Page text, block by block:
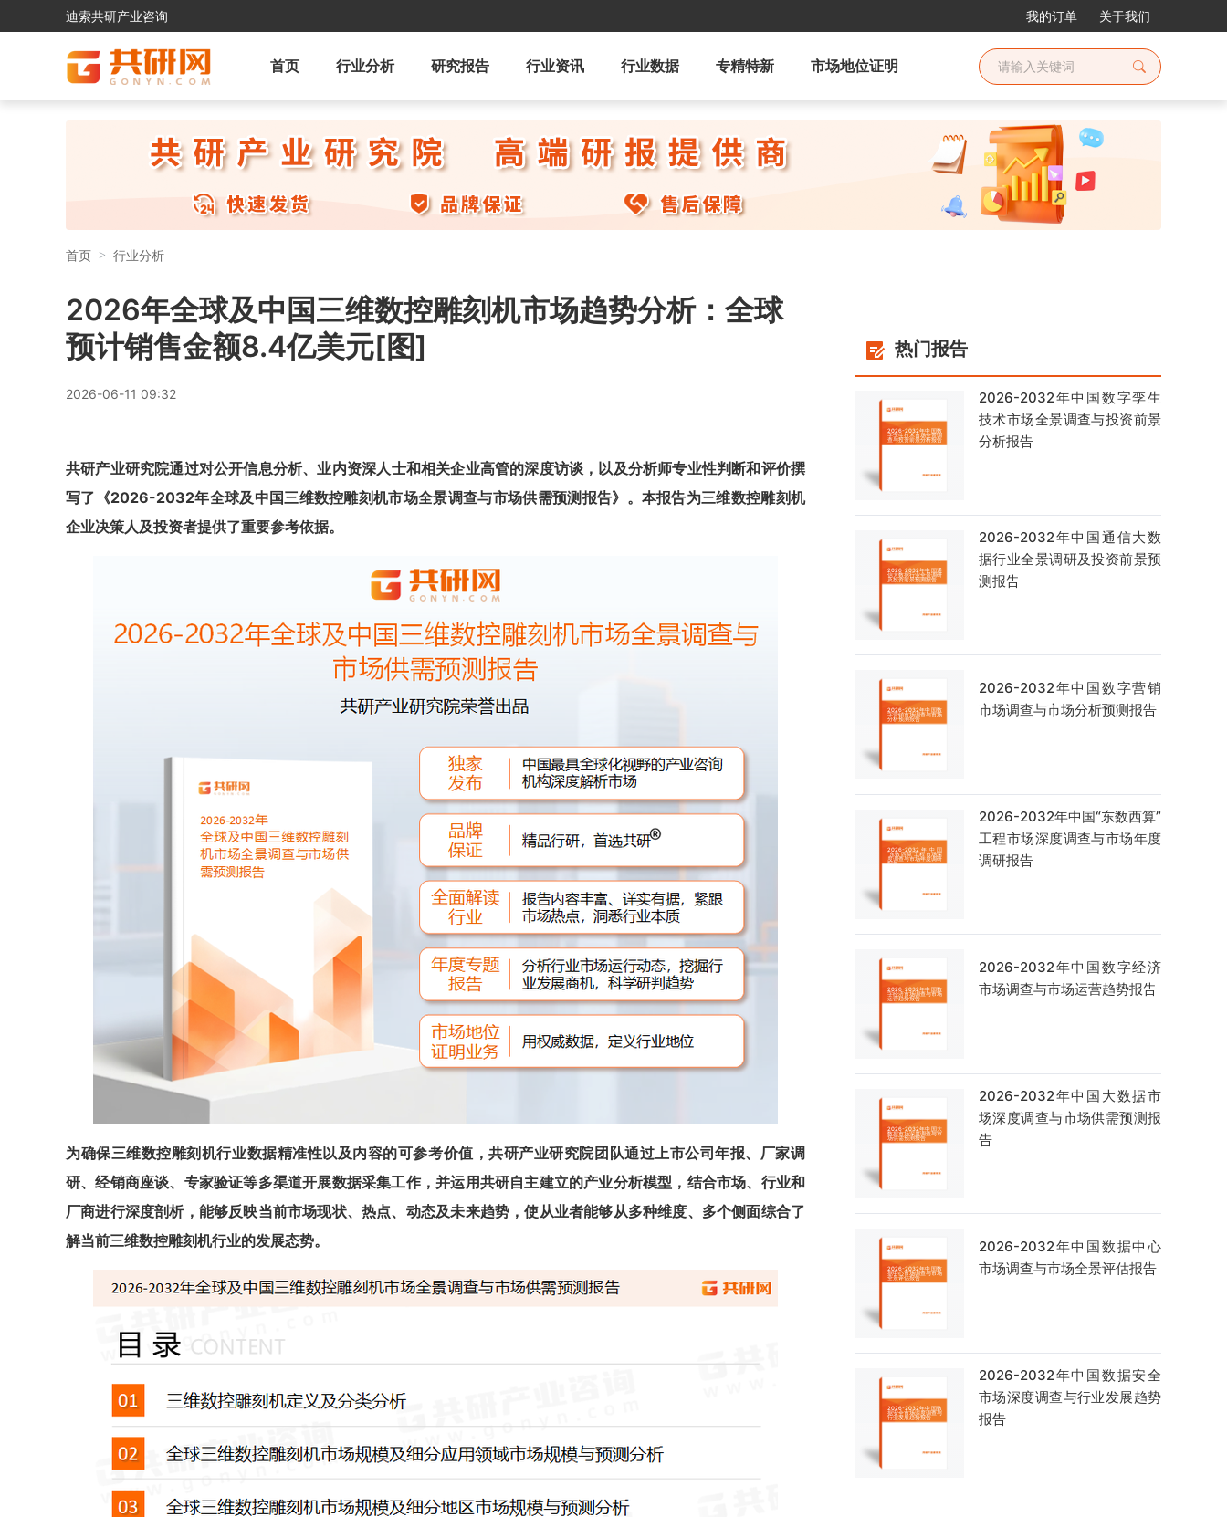
迪索共研产业咨询 我的订单 关于我们
首页 行业分析 研究报告 行业资讯 行业数据 专精特新 市场地位证明
首页 行业分析
2026年全球及中国三维数控雕刻机市场趋势分析：全球
预计销售金额8.4亿美元[图]
2026-06-11 09:32
共研产业研究院通过对公开信息分析、业内资深人士和相关企业高管的深度访谈，以及分析师专业性判断和评价撰
写了《2026-2032年全球及中国三维数控雕刻机市场全景调查与市场供需预测报告》 。本报告为三维数控雕刻机
企业决策人及投资者提供了重要参考依据。
为确保三维数控雕刻机行业数据精准性以及内容的可参考价值，共研产业研究院团队通过上市公司年报、厂家调
研、经销商座谈、专家验证等多渠道开展数据采集工作，并运用共研自主建立的产业分析模型，结合市场、行业和
厂商进行深度剖析，能够反映当前市场现状、热点、动态及未来趋势，使从业者能够从多种维度、多个侧面综合了
解当前三维数控雕刻机行业的发展态势。
热门报告
2026-2032年中国数字孪生
技术市场全景调查与投资前景
分析报告
2026-2032年中国通信大数
据行业全景调研及投资前景预
测报告
2026-2032年中国数字营销
市场调查与市场分析预测报告
2026-2032年中国“东数西算”
工程市场深度调查与市场年度
调研报告
2026-2032年中国数字经济
市场调查与市场运营趋势报告
2026-2032年中国大数据市
场深度调查与市场供需预测报
告
2026-2032年中国数据中心
市场调查与市场全景评估报告
2026-2032年中国数据安全
市场深度调查与行业发展趋势
报告